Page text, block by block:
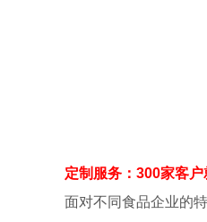
定制服务：300家客
面对不同食品企业的